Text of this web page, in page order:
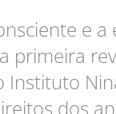
e
primeira
Instituto
dos